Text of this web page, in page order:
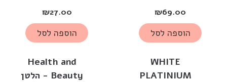
WHITE
PLATINIUM
₪69.00
הוספה לסל
Health and
Beauty - הלטן
₪27.00
הוספה לסל